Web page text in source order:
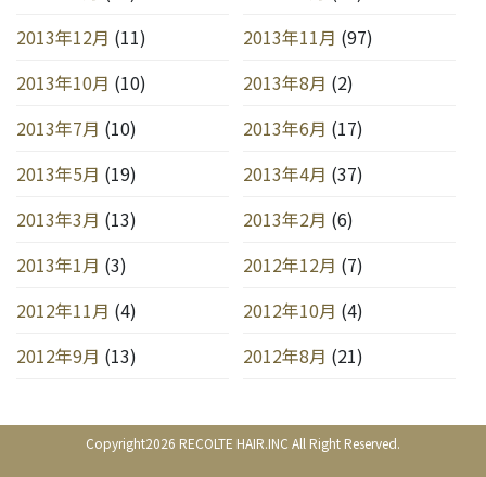
2013年12月 (11) 2013年11月 (97)
2013年10月 (10) 2013年8月 (2)
2013年7月 (10) 2013年6月 (17)
2013年5月 (19) 2013年4月 (37)
2013年3月 (13) 2013年2月 (6)
2013年1月 (3) 2012年12月 (7)
2012年11月 (4) 2012年10月 (4)
2012年9月 (13) 2012年8月 (21)
Copyright2026 RECOLTE HAIR.INC All Right Reserved.